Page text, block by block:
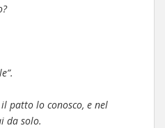
il patto lo conosco, e nel
da solo.